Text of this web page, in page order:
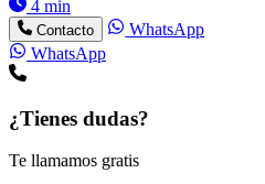
4 min
Contacto
WhatsApp
WhatsApp
¿Tienes dudas?
Te llamamos gratis